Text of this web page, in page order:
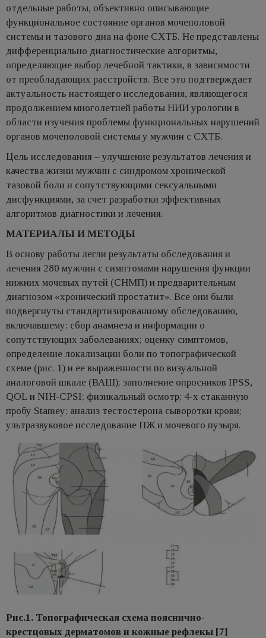
отдельные работы, объективно описывающие
функциональное состояние органов мочеполовой
системы и тазового дна на фоне СХТБ. Не представлены
дифференциально диагностические алгоритмы,
определяющие выбор лечебной тактики, в зависимости
от преобладающих расстройств. Все это подтверждает
актуальность настоящего исследования, являющегося
продолжением многолетней работы НИИ урологии в
области изучения проблемы функциональных нарушений
органов мочеполовой системы у мужчин с СХТБ.
Цель исследования – улучшение результатов лечения и
качества жизни мужчин с синдромом хронической
тазовой боли и сопутствующими сексуальными
дисфункциями, за счет разработки эффективных
алгоритмов диагностики и лечения.
МАТЕРИАЛЫ И МЕТОДЫ
В основу работы легли результаты обследования и
лечения 280 мужчин с симптомами нарушения функции
нижних мочевых путей (СНМП) и предварительным
диагнозом «хронический простатит». Все они были
подвергнуты стандартизированному обследованию,
включавшему: сбор анамнеза и информации о
сопутствующих заболеваниях; оценку симптомов,
определение локализации боли по топографической
схеме (рис. 1) и ее выраженности по визуальной
аналоговой шкале (ВАШ); заполнение опросников IPSS,
QOL и NIH-CPSI; физикальный осмотр; 4-х стаканную
пробу Stamey; анализ тестостерона сыворотки крови;
ультразвуковое исследование ПЖ и мочевого пузыря.
Рис.1. Топографическая схема пояснично-
крестцовых дерматомов и кожные рефлекы [7]